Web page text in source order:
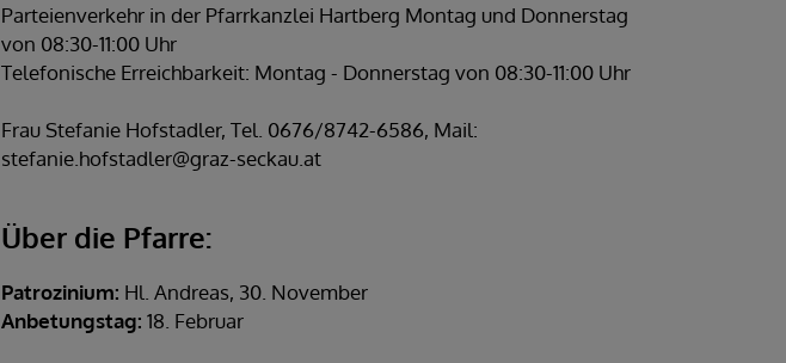
Parteienverkehr in der Pfarrkanzlei Hartberg Montag und Donnerstag
von 08:30-11:00 Uhr
Telefonische Erreichbarkeit: Montag - Donnerstag von 08:30-11:00 Uhr
Frau Stefanie Hofstadler, Tel. 0676/8742-6586, Mail:
stefanie.hofstadler@graz-seckau.at
Über die Pfarre:
Patrozinium: Hl. Andreas, 30. November
Anbetungstag: 18. Februar